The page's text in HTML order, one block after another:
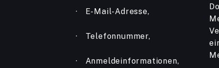
· E-Mail-Adresse,
· Telefonnummer,
· Anmeldeinformationen,